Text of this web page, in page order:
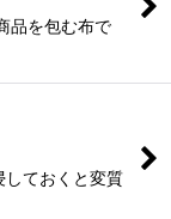
品を包む布で
しておくと変質